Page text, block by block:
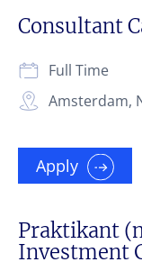
Consultant
Amsterdam,
Full Time
Apply
Praktikant
Investment